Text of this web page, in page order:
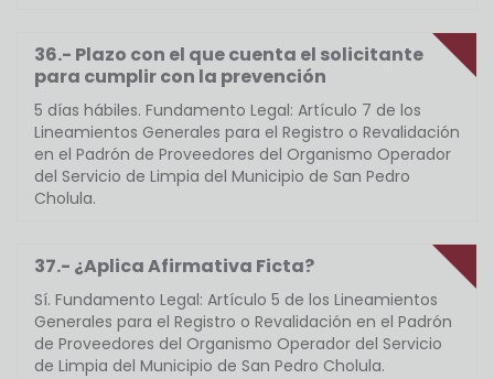
36.- Plazo con el que cuenta el solicitante
para cumplir con la prevención
5 días hábiles. Fundamento Legal: Artículo 7 de los
Lineamientos Generales para el Registro o Revalidación
en el Padrón de Proveedores del Organismo Operador
del Servicio de Limpia del Municipio de San Pedro
Cholula.
37.- ¿Aplica Afirmativa Ficta?
Sí. Fundamento Legal: Artículo 5 de los Lineamientos
Generales para el Registro o Revalidación en el Padrón
de Proveedores del Organismo Operador del Servicio
de Limpia del Municipio de San Pedro Cholula.